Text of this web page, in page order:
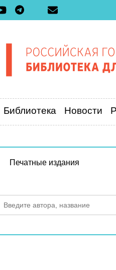
Библиотека Новости
Печатные издания